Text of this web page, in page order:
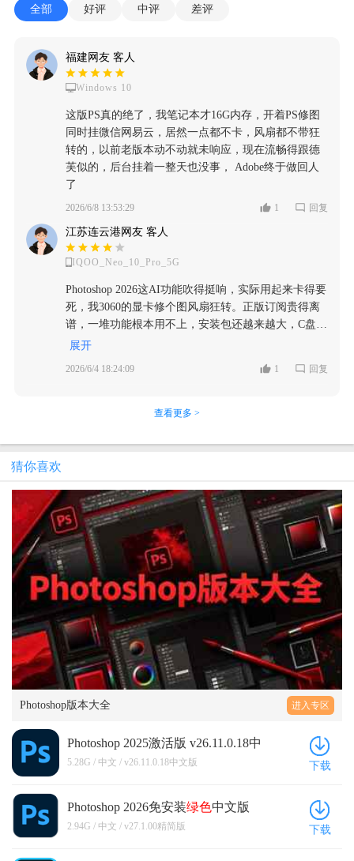
全部 好评 中评 差评
福建网友 客人
Windows 10
这版PS真的绝了，我笔记本才16G内存，开着PS修图
同时挂微信网易云，居然一点都不卡，风扇都不带狂
转的，以前老版本动不动就未响应，现在流畅得跟德
芙似的，后台挂着一整天也没事， Adobe终于做回人
了
2026/6/8 13:53:29 1 回复
江苏连云港网友 客人
IQOO_Neo_10_Pro_5G
Photoshop 2026这AI功能吹得挺响，实际用起来卡得要
死，我3060的显卡修个图风扇狂转。正版订阅贵得离
谱，一堆功能根本用不上，安装包还越来越大，C盘直
接爆红。Adobe这吃相真是越来越难看了，下次找个替
展开
2026/6/4 18:24:09 1 回复
查看更多 >
猜你喜欢
Photoshop版本大全 进入专区
Photoshop 2025激活版 v26.11.0.18中
文版
5.28G / 中文 / v26.11.0.18中文版 下载
Photoshop 2026免安装绿色中文版
v27.1.00精简版
2.94G / 中文 / v27.1.00精简版 下载